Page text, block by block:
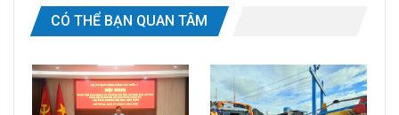
CÓ THỂ BẠN QUAN TÂM